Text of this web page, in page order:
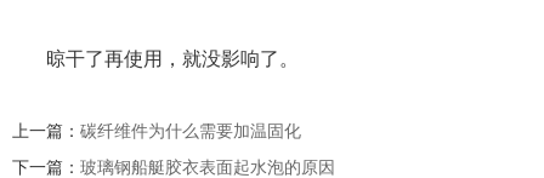
晾干了再使用，就没影响了。
上一篇： 碳纤维件为什么需要加温固化
下一篇： 玻璃钢船艇胶衣表面起水泡的原因